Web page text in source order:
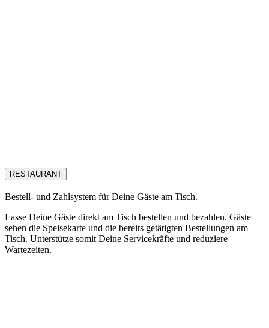
RESTAURANT
Bestell- und Zahlsystem für Deine Gäste am Tisch.
Lasse Deine Gäste direkt am Tisch bestellen und bezahlen. Gäste
sehen die Speisekarte und die bereits getätigten Bestellungen am
Tisch. Unterstütze somit Deine Servicekräfte und reduziere
Wartezeiten.